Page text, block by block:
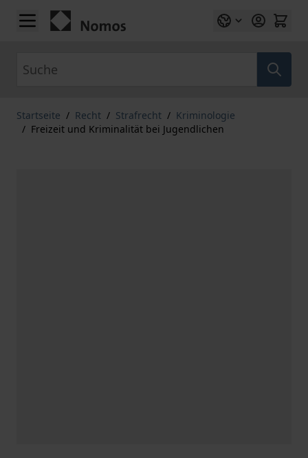
Zum Inhalt springen
Startseite / Recht / Strafrecht / Kriminologie
/ Freizeit und Kriminalität bei Jugendlichen